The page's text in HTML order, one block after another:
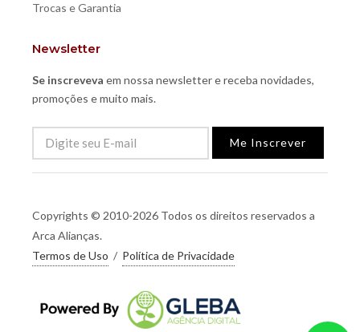
Trocas e Garantia
Newsletter
Se inscreveva em nossa newsletter e receba novidades,
promoções e muito mais.
Me Inscrever
Copyrights © 2010-2026 Todos os direitos reservados a
Arca Alianças.
Termos de Uso / Política de Privacidade